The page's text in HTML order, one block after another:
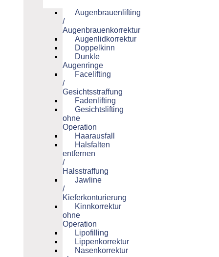
Augenbrauenlifting
/
Augenbrauenkorrektur
Augenlidkorrektur
Doppelkinn
Dunkle
Augenringe
Facelifting
/
Gesichtsstraffung
Fadenlifting
Gesichtslifting
ohne
Operation
Haarausfall
Halsfalten
entfernen
/
Halsstraffung
Jawline
/
Kieferkonturierung
Kinnkorrektur
ohne
Operation
Lipofilling
Lippenkorrektur
Nasenkorrektur